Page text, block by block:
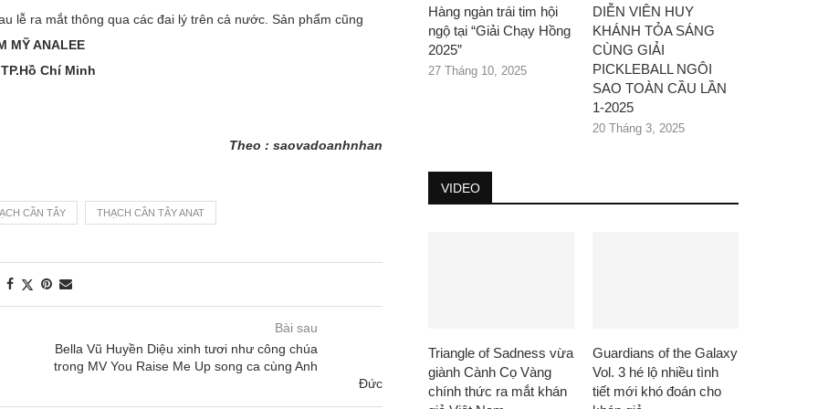
lễ ra mắt thông qua các đai lý trên cả nước. Sản phẩm cũng
MỸ ANALEE
Chí Minh
Theo : saovadoanhnhan
CẦN TÂY THẠCH CẦN TÂY ANAT
Bài sau
Bella Vũ Huyền Diệu xinh tươi như công chúa
trong MV You Raise Me Up song ca cùng Anh
Đức
Hàng ngàn trái tim hội
ngộ tại “Giải Chạy Hồng
2025”
27 Tháng 10, 2025
DIỄN VIÊN HUY
KHÁNH TỎA SÁNG
CÙNG GIẢI
PICKLEBALL NGÔI
SAO TOÀN CẦU LẦN
1-2025
20 Tháng 3, 2025
VIDEO
Triangle of Sadness vừa
giành Cành Cọ Vàng
chính thức ra mắt khán
Guardians of the Galaxy
Vol. 3 hé lộ nhiều tình
tiết mới khó đoán cho